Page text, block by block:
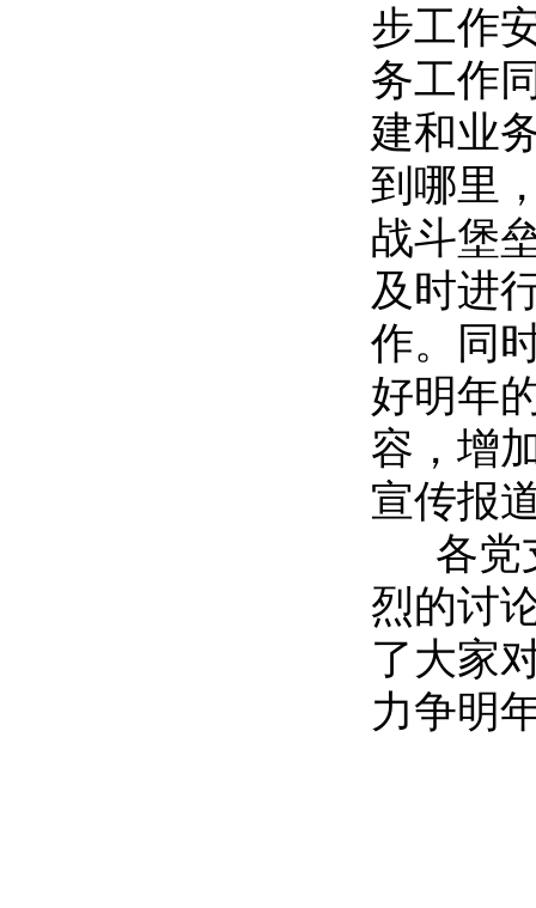
步工作
务工作
建和业
到哪里
战斗堡
及时进
作。同
好明年
容，增
宣传报
各党
烈的讨
了大家
力争明